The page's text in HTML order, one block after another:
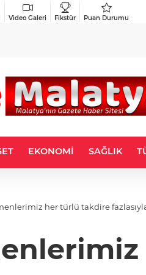
Video Galeri Fikstür Puan Durumu
EKONOMİ SAĞLIK
her türlü takdire